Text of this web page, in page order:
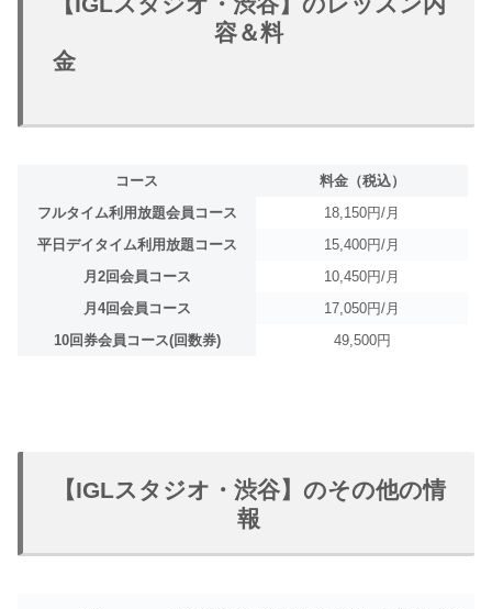
容＆料
金
コース
料金（税込）
フルタイム利用放題会員コース
18,150円/月
平日デイタイム利用放題コース
15,400円/月
月2回会員コース
10,450円/月
月4回会員コース
17,050円/月
10回券会員コース(回数券)
49,500円
【IGLスタジオ・渋谷】のその他の情
報